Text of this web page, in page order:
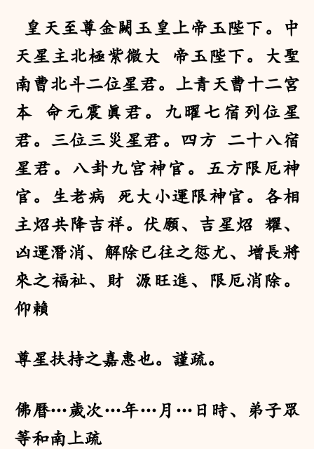
皇天至尊金闕玉皇上帝玉陛下。中
天星主北極紫微大 帝玉陛下。大聖
南曹北斗二位星君。上青天曹十二宮
本 命元震眞君。九曜七宿列位星
君。三位三災星君。四方 二十八宿
星君。八卦九宫神官。五方限厄神
官。生老病 死大小運限神官。各相
主炤共降吉祥。伏願、吉星炤 耀、
凶運潛消、解除已往之愆尤、增長將
來之福祉、財 源旺進、限厄消除。
仰賴
尊星扶持之嘉惠也。謹疏。
佛曆…歲次…年…月…日時、弟子眾
等和南上疏